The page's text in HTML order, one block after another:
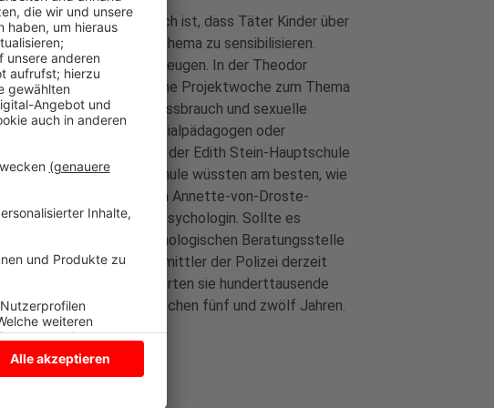
sich, wie es möglich ist, dass Täter Kinder über
ist Kinder für das Thema zu sensibilisieren.
unterschiedlich vorzubeugen. In der Theodor
in der achten Klasse eine Projektwoche zum Thema
Experten auch über Missbrauch und sexuelle
es extrem wichtig, Sozialpädagogen oder
ergänzt der Schulleiter der Edith Stein-Hauptschule
an seiner Schule wüssten am besten, wie
ansprechen. In Dülmen am Annette-von-Droste-
fest angestellte Schulpsychologin. Sollte es
eng mit der schulpsychologischen Beratungsstelle
Münster arbeiten 50 Ermittler der Polizei derzeit
identifizieren. Dazu werten sie hunderttausende
drei Opfer im Alter zwischen fünf und zwölf Jahren.